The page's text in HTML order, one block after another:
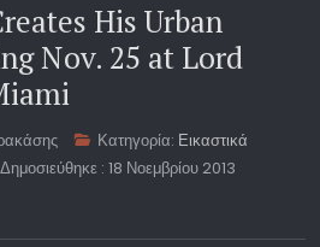
His Urban
Nov. 25 at Lord
Κατηγορία: Εικαστικά
Δημοσιεύθηκε : 18 Νοεμβρίου 2013